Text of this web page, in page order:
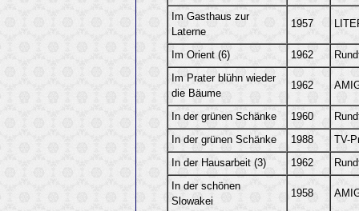
Im Gasthaus zur
Laterne
1957
Im Orient (6) 1962
Im Prater blühn wieder
die Bäume
1962
In der grünen Schänke 1960
In der grünen Schänke 1988 TV-
In der Hausarbeit (3) 1962
In der schönen
Slowakei
1958